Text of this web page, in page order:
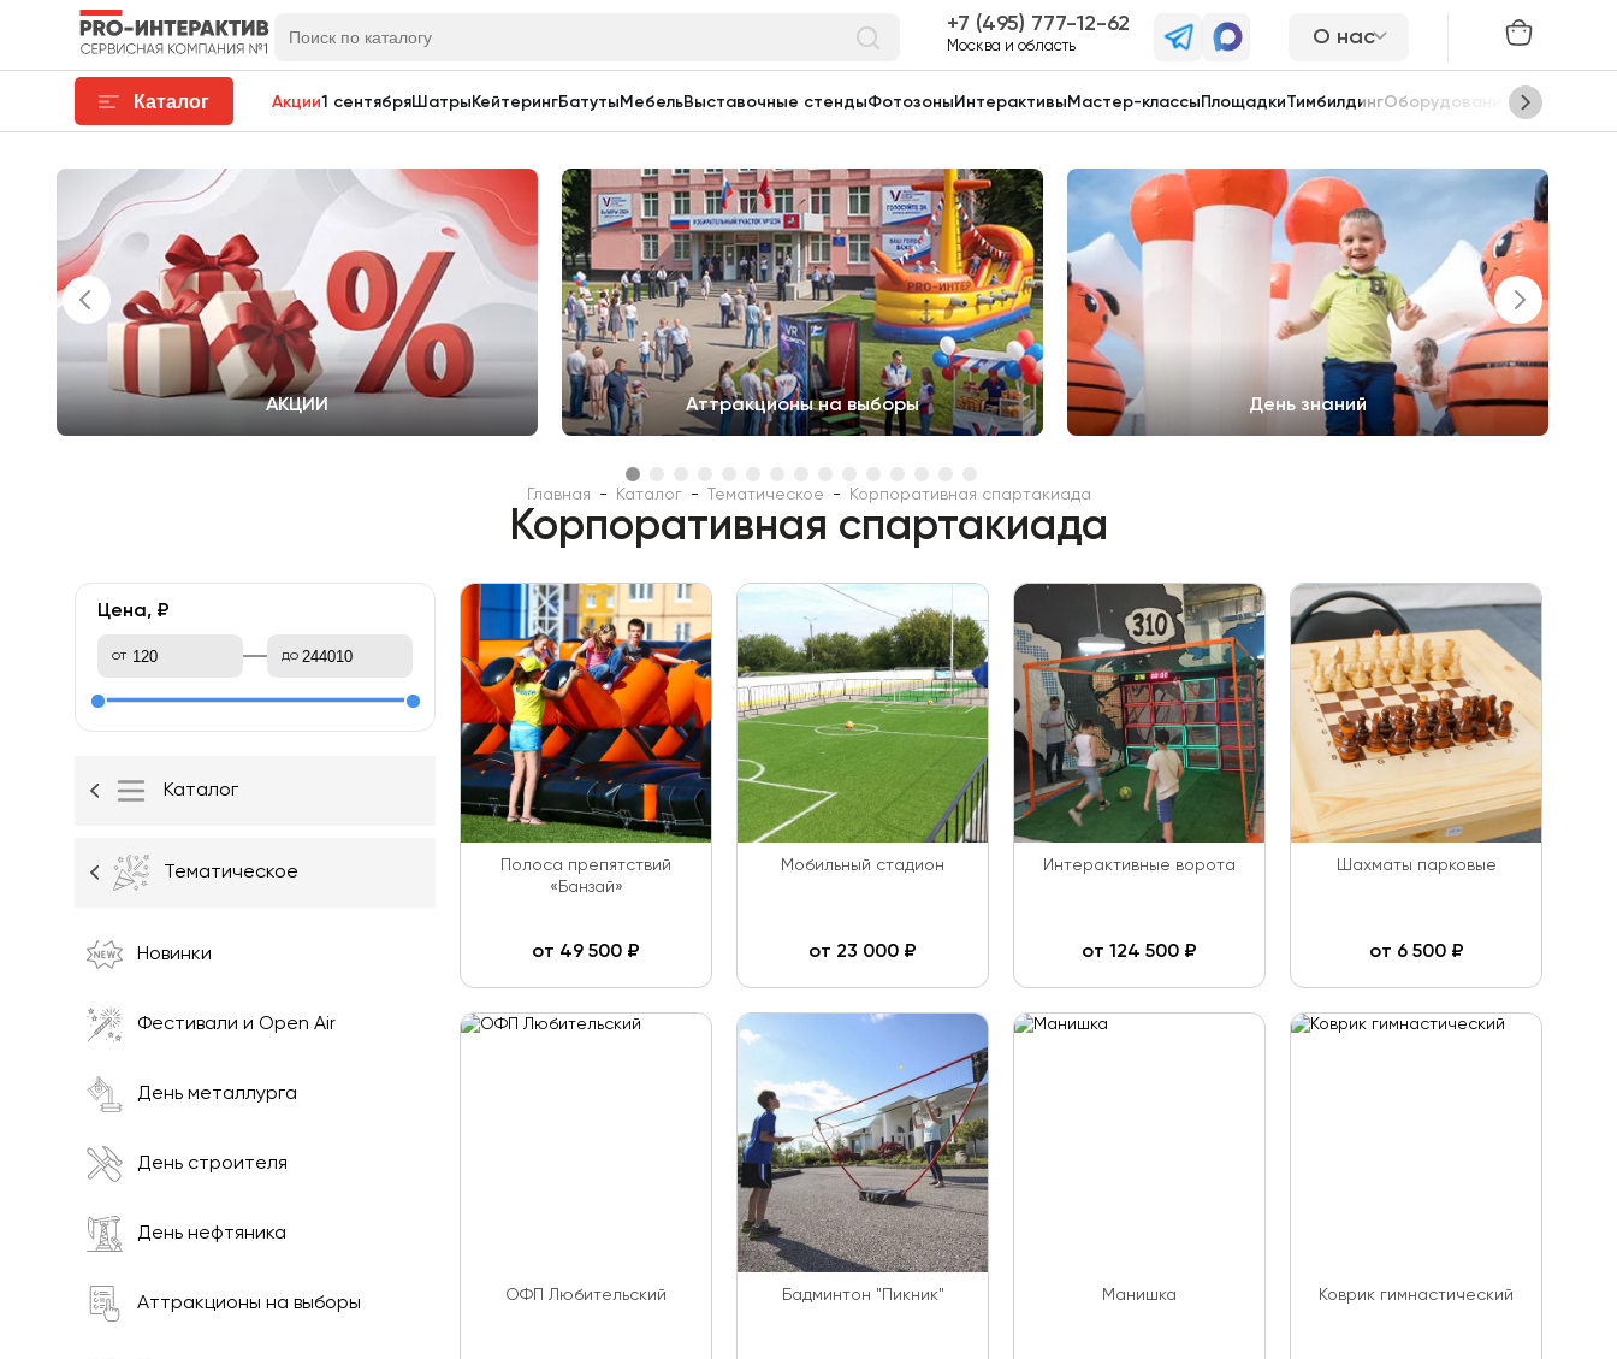
7 (495) 777-12-62
Москва и область О нас
Каталог Акции1 сентябряШатры КейтерингБатуты МебельВыставочные стендыФотозоны Интерактивы Мастер-классы ПлощадкиТимбилдингОборудование Сцены
АКЦИИ Аттракционы на выборы День знаний
Главная - Каталог - Тематическое - Корпоративная спартакиада
Корпоративная спартакиада
Цена, ₽
от до
Каталог
Тематическое
Новинки
Фестивали и Open Air
День металлурга
День строителя
День нефтяника
Аттракционы на выборы
Полоса препятствий
«Банзай»
от 49 500 ₽
Мобильный стадион
от 23 000 ₽
Интерактивные ворота
от 124 500 ₽
Шахматы парковые
от 6 500₽
ОФП Любительский Бадминтон "Пикник" Манишка Коврик гимнастический